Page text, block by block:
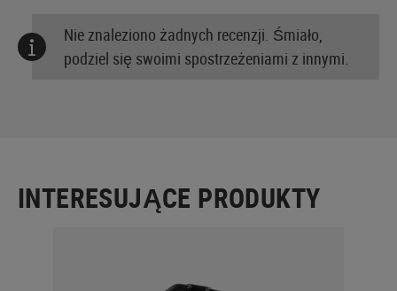
Nie znaleziono żadnych recenzji. Śmiało,
podziel się swoimi spostrzeżeniami z innymi.
INTERESUJĄCE PRODUKTY